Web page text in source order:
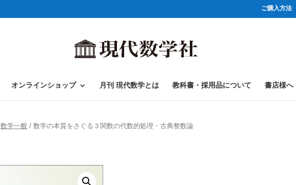
ご購入方法
オンラインショップ 月刊 現代数学とは 教科書・採用品について 書店様へ
数学一般 / 数学の本質をさぐる３関数の代数的処理・古典整数論